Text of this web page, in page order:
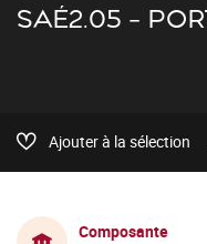
SAÉ2.05 -
Ajouter à la sélection
Composante